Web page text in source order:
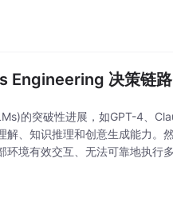
Engineering 决策链
的突破性进展，如GPT-4、
解、知识推理和创意生成能力。
境有效交互、无法可靠地执行多